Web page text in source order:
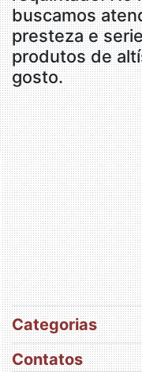
buscamos
presteza e
produtos de
gosto.
Categorias
Contatos